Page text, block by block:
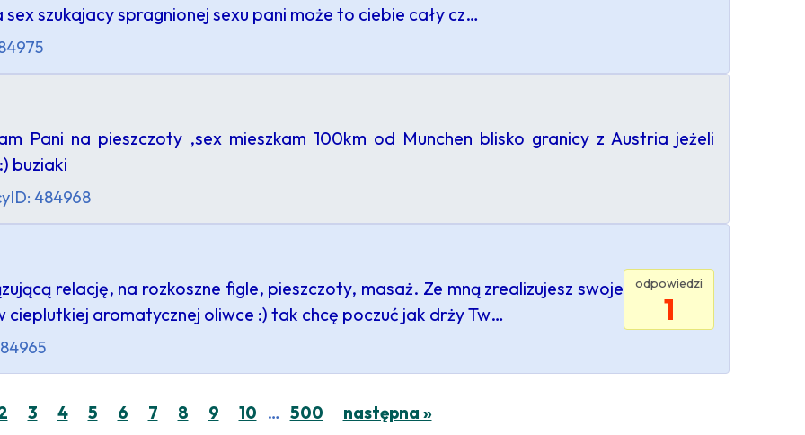
szukajacy spragnionej sexu pani może to ciebie cały cz…
Pani na pieszczoty ,sex mieszkam 100km od Munchen blisko granicy z Austria jeżeli
buziaki
ID: 484968
relację, na rozkoszne figle, pieszczoty, masaż. Ze mną zrealizujesz swoje
aromatycznej oliwce :) tak chcę poczuć jak drży Tw…
odpowiedzi
1
3 4 5 6 7 8 9 10 … 500 następna »